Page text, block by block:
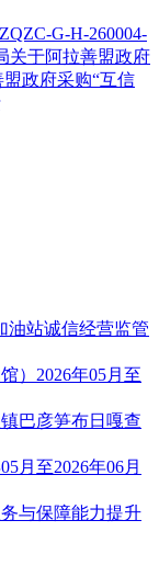
G-H-260004-
关于阿拉善盟政府
盟政府采购“互信
油站诚信经营监管
）2026年05月至
巴彦笋布日嘎查
月至2026年06月
与保障能力提升